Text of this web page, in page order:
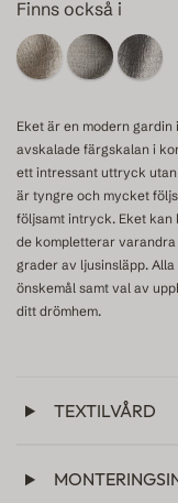
Finns också i
Eket är en modern
avskalade färgskalan i
ett intressant uttryck
är tyngre och mycket
följsamt intryck. Eket kan
de kompletterar
grader av ljusinsläpp.
önskemål samt val av
ditt drömhem.
TEXTILVÅRD